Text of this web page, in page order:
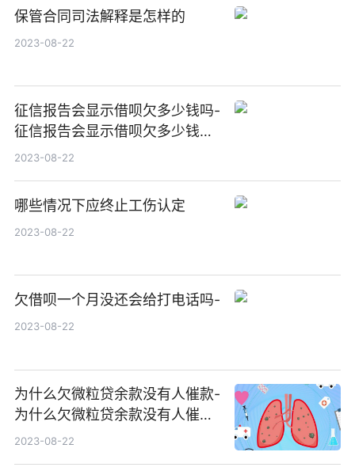
保管合同司法解释是怎样的
2023-08-22
征信报告会显示借呗欠多少钱吗-
征信报告会显示借呗欠多少钱吗
怎么查
2023-08-22
哪些情况下应终止工伤认定
2023-08-22
欠借呗一个月没还会给打电话吗-
2023-08-22
为什么欠微粒贷余款没有人催款-
为什么欠微粒贷余款没有人催款
呢
2023-08-22